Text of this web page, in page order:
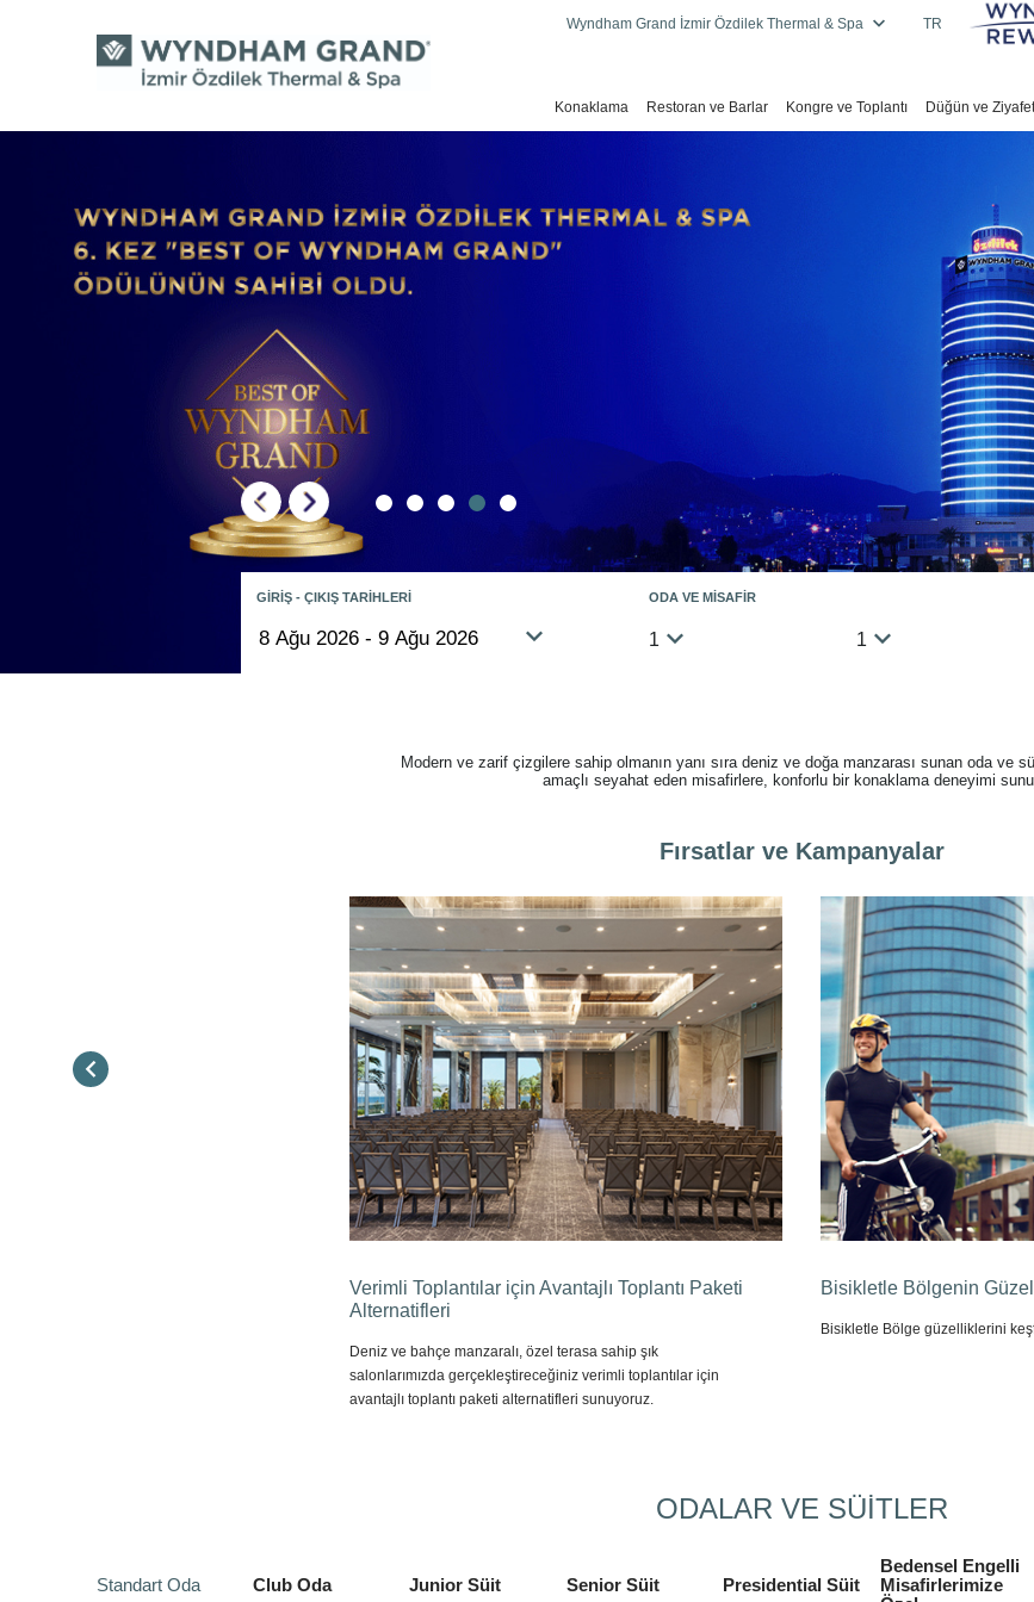
Wyndham Grand İzmir Özdilek Thermal & Spa TR
Konaklama Restoran ve Barlar Kongre ve Toplantı Düğün ve Ziyafet
GİRİŞ - ÇIKIŞ TARİHLERİ ODA VE MİSAFİR
1 1
Modern ve zarif çizgilere sahip olmanın yanı sıra deniz ve doğa manzarası sunan oda ve
amaçlı seyahat eden misafirlere, konforlu bir konaklama deneyimi
Fırsatlar ve Kampanyalar
Verimli Toplantılar için Avantajlı Toplantı Paketi
Alternatifleri
Deniz ve bahçe manzaralı, özel terasa sahip şık
salonlarımızda gerçekleştireceğiniz verimli toplantılar için
avantajlı toplantı paketi alternatifleri sunuyoruz.
Bisikletle Bölgenin
Bisikletle Bölge güzelliklerini
ODALAR VE SÜİTLER
Standart Oda Club Oda Junior Süit Senior Süit Presidential Süit
Bedensel Engelli
Misafirlerimize